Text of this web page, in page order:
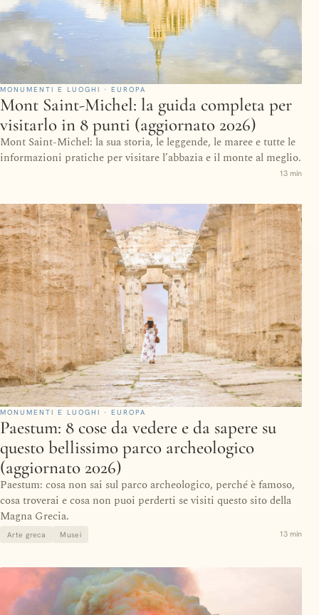
MONUMENTI E LUOGHI · EUROPA
Mont Saint-Michel: la guida completa per
visitarlo in 8 punti (aggiornato 2026)
Mont Saint-Michel: la sua storia, le leggende, le maree e tutte le
informazioni pratiche per visitare l’abbazia e il monte al meglio.
13 min
MONUMENTI E LUOGHI · EUROPA
Paestum: 8 cose da vedere e da sapere su
questo bellissimo parco archeologico
(aggiornato 2026)
Paestum: cosa non sai sul parco archeologico, perché è famoso,
cosa troverai e cosa non puoi perderti se visiti questo sito della
Magna Grecia.
Arte greca Musei 13 min